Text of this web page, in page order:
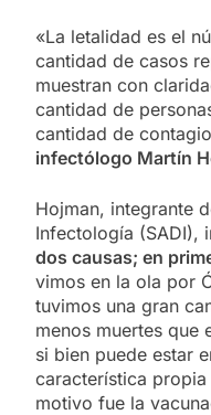
«La letalidad es el
cantidad de casos
muestran con
cantidad de
cantidad de
infectólogo Martín
Hojman, integrante
Infectología (SADI),
dos causas; en
vimos en la ola por
tuvimos una gran
menos muertes que
si bien puede estar
característica
motivo fue la